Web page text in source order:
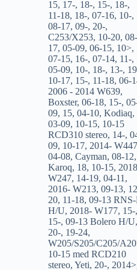
15, 17-, 18-, 15-, 18-,
11-18, 18-, 07-16, 10-,
08-17, 09-, 20-,
C253/X253, 10-20, 08-
17, 05-09, 06-15, 10>,
07-15, 16-, 07-14, 11-,
05-09, 10-, 18-, 13-,
10-17, 15-, 11-18, 06-
2006 - 2014 W639,
Boxster, 06-18, 15-,
09, 15, 04-10, Kodiaq,
03-09, 10-15, 10-15
RCD310 stereo, 14-,
09, 10-17, 2014- W447
04-08, Cayman, 08-12,
Karoq, 18, 10-15,
W247, 14-19, 04-11 ,
2016- W213, 09-13,
20, 11-18, 09-13 RNS-
H/U, 2018- W177, 15-,
15-, 09-13 Bolero H/U,
20-, 19-24,
W205/S205/C205/
10-15 med RCD210
stereo, Yeti, 20-, 2014>